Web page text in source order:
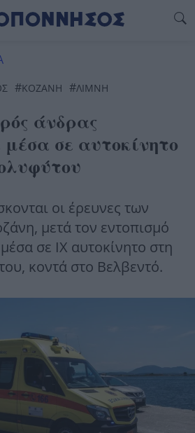
#ΚΟΖΆΝΗ #ΛΙΜΝΗ
άνδρας
μέσα σε αυτοκίνητο
οι έρευνες των
μετά τον εντοπισμό
σε ΙΧ αυτοκίνητο στη
κοντά στο Βελβεντό.